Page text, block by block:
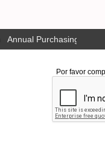
Annual Purchasing Plan
Por favor